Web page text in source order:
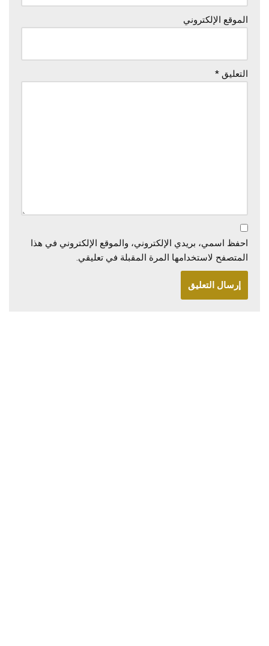
الموقع الإلكتروني
التعليق *
احفظ اسمي، بريدي الإلكتروني، والموقع الإلكتروني في هذا
المتصفح لاستخدامها المرة المقبلة في تعليقي.